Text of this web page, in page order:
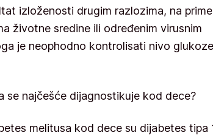
izloženosti drugim razlozima, na
životne sredine ili određenim virusnim
je neophodno kontrolisati nivo
se najčešće dijagnostikuje kod dece?
melitusa kod dece su dijabetes tipa